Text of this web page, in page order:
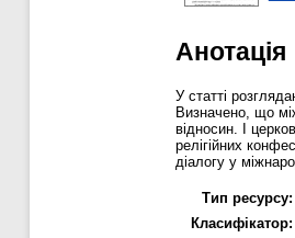
Анотація
У статті
Визначено, що
відносин. І
релігійних
діалогу у
Тип ресурсу:
Класифікатор: